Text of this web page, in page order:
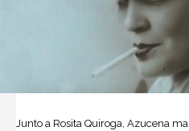
Junto a Rosita Quiroga, Azucena